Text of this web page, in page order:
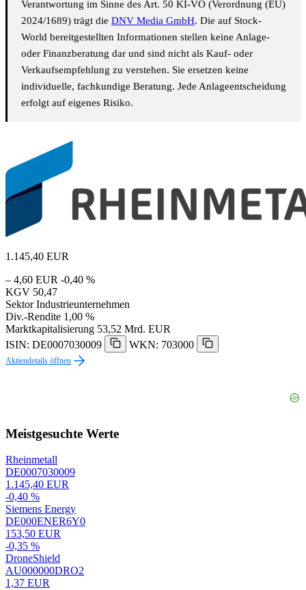
Verantwortung im Sinne des Art. 50 KI-VO (Verordnung (EU)
2024/1689) trägt die DNV Media GmbH. Die auf Stock-
World bereitgestellten Informationen stellen keine Anlage-
oder Finanzberatung dar und sind nicht als Kauf- oder
Verkaufsempfehlung zu verstehen. Sie ersetzen keine
individuelle, fachkundige Beratung. Jede Anlageentscheidung
erfolgt auf eigenes Risiko.
1.145,40 EUR
– 4,60 EUR -0,40 %
KGV 50,47
Sektor Industrieunternehmen
Div.-Rendite 1,00 %
Marktkapitalisierung 53,52 Mrd. EUR
ISIN: DE0007030009
WKN: 703000
Aktiendetails öffnen
Meistgesuchte Werte
Rheinmetall
DE0007030009
1.145,40 EUR
-0,40 %
Siemens Energy
DE000ENER6Y0
153,50 EUR
-0,35 %
DroneShield
AU000000DRO2
1,37 EUR